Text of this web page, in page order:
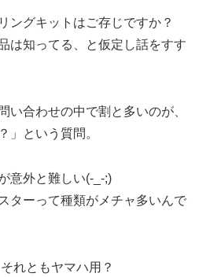
ングキットはご存じですか？
は知ってる、と仮定し話をすす
い合わせの中で割と多いのが、
」という質問。
意外と難しい(-_-;)
ターって種類がメチャ多いんで
れともヤマハ用？